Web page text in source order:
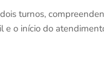
turnos,
o início do